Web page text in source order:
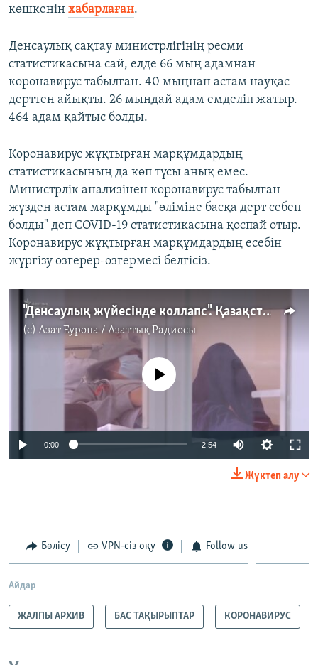
көшкенін хабарлаған.
Денсаулық сақтау министрлігінің ресми
статистикасына сай, елде 66 мың адамнан
коронавирус табылған. 40 мыңнан астам науқас
дерттен айықты. 26 мыңдай адам емделіп жатыр.
464 адам қайтыс болды.
Коронавирус жұқтырған марқұмдардың
статистикасының да көп тұсы анық емес.
Министрлік анализінен коронавирус табылған
жүзден астам марқұмды "өліміне басқа дерт себеп
болды" деп COVID-19 статистикасына қоспай отыр.
Коронавирус жұқтырған марқұмдардың есебін
жүргізу өзгерер-өзгермесі белгісіз.
"Денсаулық жүйесінде коллапс". Қазақстан коронавирус пен пневмонияны бірге есептейді
(c) Азат Еуропа / Азаттық Радиосы
720p 1080p
No media source currently available
0:00 2:54
1080p
Жүктеп алу
Бөлісу VPN-сіз оқу Follow us
Айдар
ЖАЛПЫ АРХИВ БАС ТАҚЫРЫПТАР КОРОНАВИРУС